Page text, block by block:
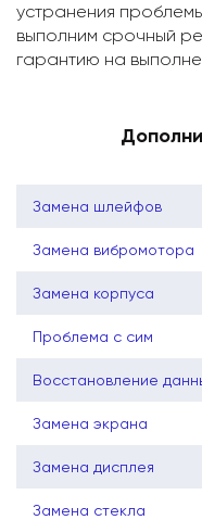
устранения
выполним срочный
гарантию на
Замена шлейфов
Замена вибромотора
Замена корпуса
Проблема с сим
Восстановление
Замена экрана
Замена дисплея
Замена стекла